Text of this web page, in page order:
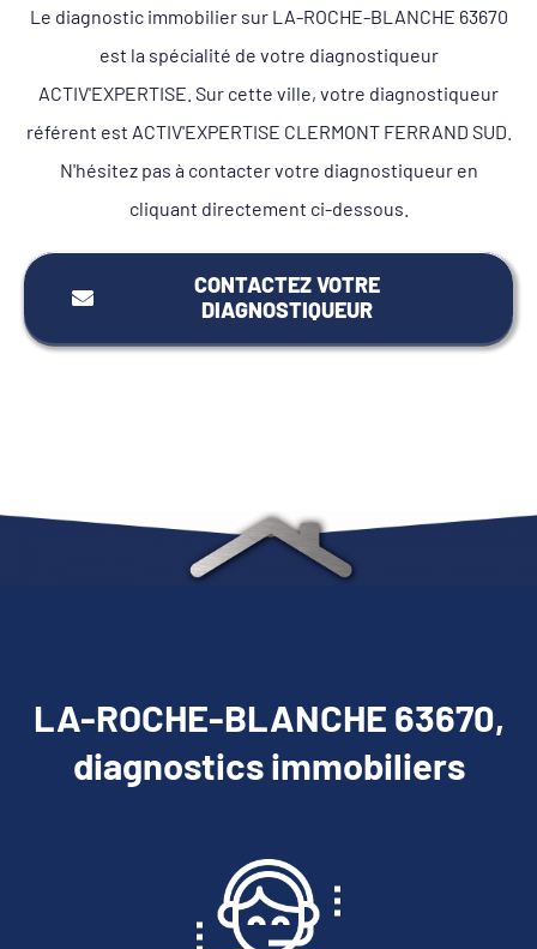
Le diagnostic immobilier sur LA-ROCHE-BLANCHE 63670
est la spécialité de votre diagnostiqueur
ACTIV'EXPERTISE. Sur cette ville, votre diagnostiqueur
référent est ACTIV'EXPERTISE CLERMONT FERRAND SUD.
N'hésitez pas à contacter votre diagnostiqueur en
cliquant directement ci-dessous.
CONTACTEZ VOTRE
DIAGNOSTIQUEUR
LA-ROCHE-BLANCHE 63670,
diagnostics immobiliers